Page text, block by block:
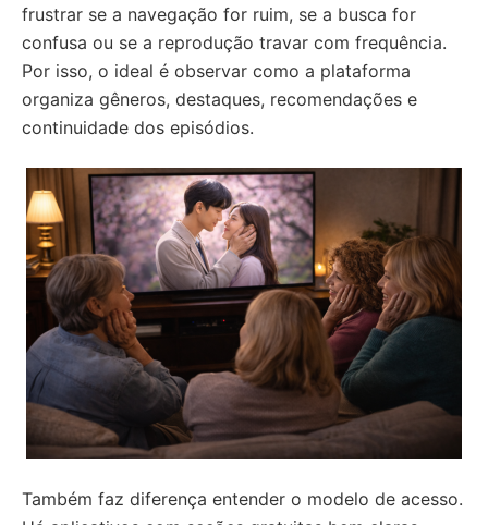
frustrar se a navegação for ruim, se a busca for
confusa ou se a reprodução travar com frequência.
Por isso, o ideal é observar como a plataforma
organiza gêneros, destaques, recomendações e
continuidade dos episódios.
Também faz diferença entender o modelo de acesso.